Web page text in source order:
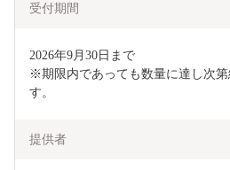
受付期間
2026年9月30日まで
※期限内であっても数量に達し次
す。
提供者